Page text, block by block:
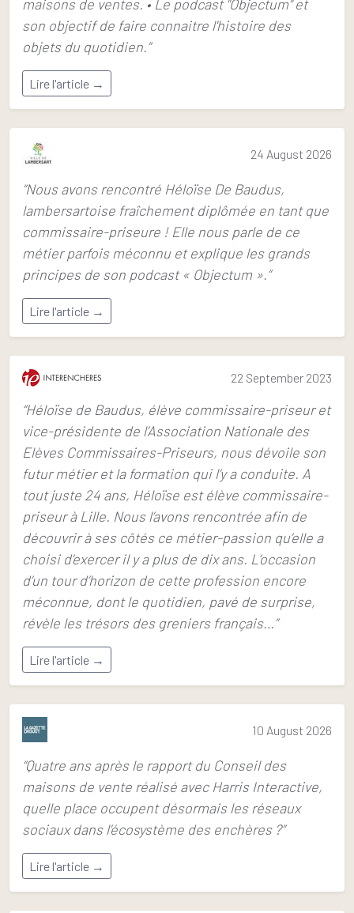
maisons de ventes. • Le podcast "Objectum" et
son objectif de faire connaitre l'histoire des
objets du quotidien.”
Lire l'article →
24 August 2026
“Nous avons rencontré Héloïse De Baudus,
lambersartoise fraîchement diplômée en tant que
commissaire-priseure ! Elle nous parle de ce
métier parfois méconnu et explique les grands
principes de son podcast « Objectum ».”
Lire l'article →
22 September 2023
“Héloïse de Baudus, élève commissaire-priseur et
vice-présidente de l’Association Nationale des
Elèves Commissaires-Priseurs, nous dévoile son
futur métier et la formation qui l’y a conduite. A
tout juste 24 ans, Héloïse est élève commissaire-
priseur à Lille. Nous l’avons rencontrée afin de
découvrir à ses côtés ce métier-passion qu’elle a
choisi d’exercer il y a plus de dix ans. L’occasion
d’un tour d’horizon de cette profession encore
méconnue, dont le quotidien, pavé de surprise,
révèle les trésors des greniers français…”
Lire l'article →
10 August 2026
“Quatre ans après le rapport du Conseil des
maisons de vente réalisé avec Harris Interactive,
quelle place occupent désormais les réseaux
sociaux dans l’écosystème des enchères ?”
Lire l'article →